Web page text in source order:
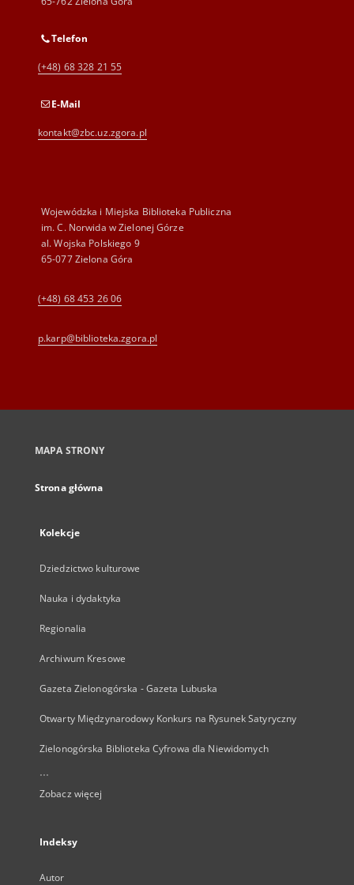
Telefon
(+48) 68 328 21 55
E-Mail
kontakt@zbc.uz.zgora.pl
Wojewódzka i Miejska Biblioteka Publiczna
im. C. Norwida w Zielonej Górze
al. Wojska Polskiego 9
65-077 Zielona Góra
(+48) 68 453 26 06
p.karp@biblioteka.zgora.pl
MAPA STRONY
Strona główna
Kolekcje
Dziedzictwo kulturowe
Nauka i dydaktyka
Regionalia
Archiwum Kresowe
Gazeta Zielonogórska - Gazeta Lubuska
Otwarty Międzynarodowy Konkurs na Rysunek Satyryczny
Zielonogórska Biblioteka Cyfrowa dla Niewidomych
...
Zobacz więcej
Indeksy
Autor